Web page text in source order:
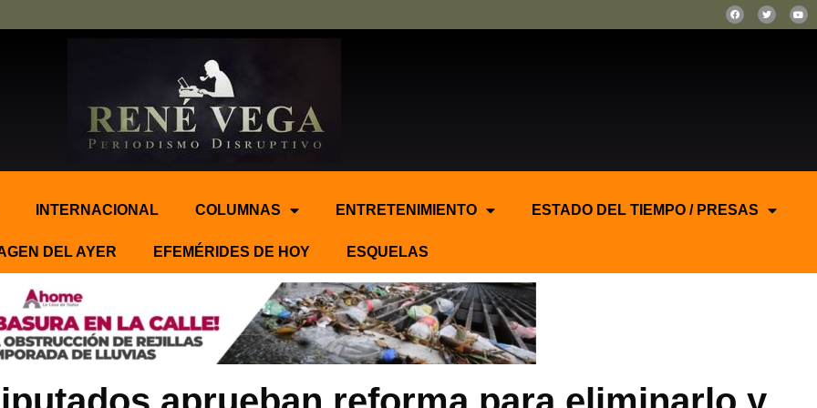
INTERNACIONAL COLUMNAS ENTRETENIMIENTO ESTADO DEL TIEMPO / PRESAS
DEL AYER EFEMÉRIDES DE HOY ESQUELAS